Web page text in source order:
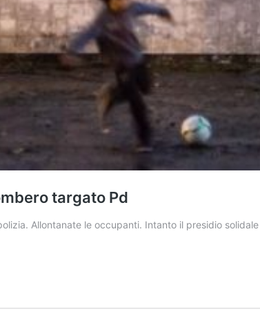
targato Pd
Allontanate le occupanti. Intanto il presidio